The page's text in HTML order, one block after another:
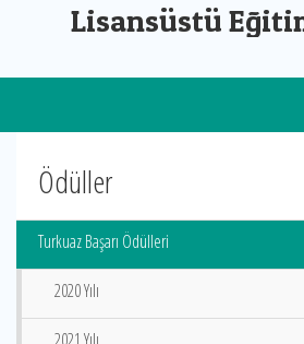
Lisansüstü
Ödüller
Turkuaz Başarı Ödülleri
2020 Yılı